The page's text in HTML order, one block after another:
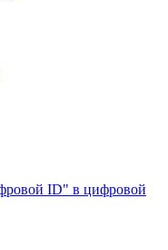
ID" в цифровой